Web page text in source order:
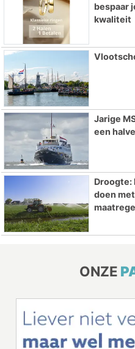
bespaar
kwaliteit
Jarige
een
Droogte:
doen
ONZE